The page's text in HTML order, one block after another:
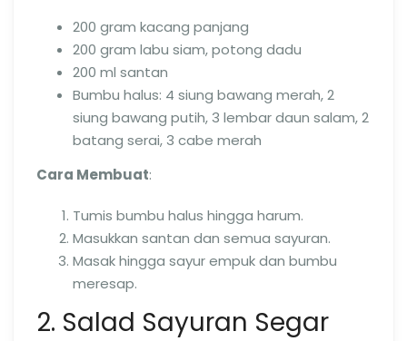
200 gram kacang panjang
200 gram labu siam, potong dadu
200 ml santan
Bumbu halus: 4 siung bawang merah, 2
siung bawang putih, 3 lembar daun salam, 2
batang serai, 3 cabe merah
Cara Membuat:
Tumis bumbu halus hingga harum.
Masukkan santan dan semua sayuran.
Masak hingga sayur empuk dan bumbu
meresap.
2. Salad Sayuran Segar